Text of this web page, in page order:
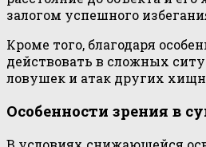
залогом успешного
Кроме того, благодаря
действовать в сложных
ловушек и атак других
Особенности зрения в